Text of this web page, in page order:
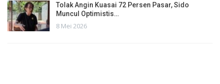
Tolak Angin Kuasai 72 Persen Pasar, Sido
Muncul Optimistis…
8 Mei 2026